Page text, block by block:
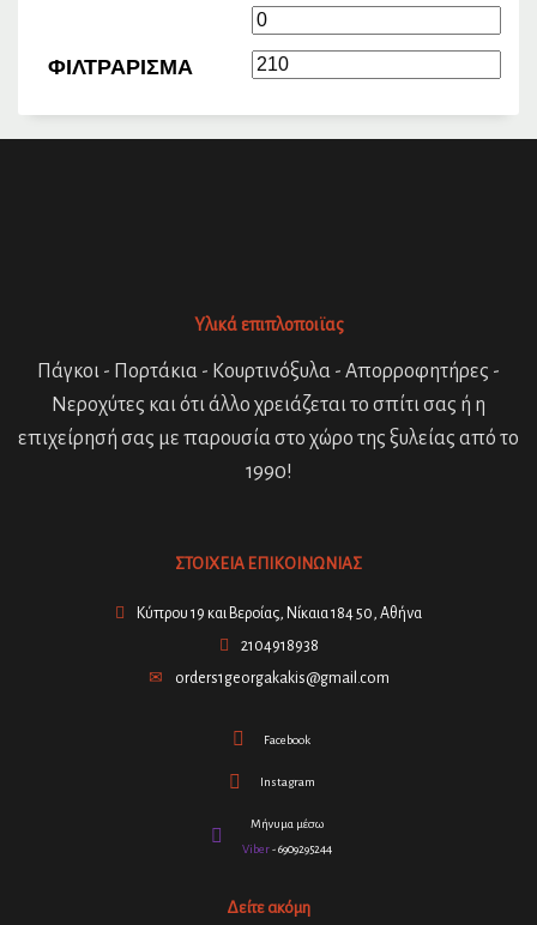
Ελάχιστη
τιμή
ΦΙΛΤΡΆΡΙΣΜΑ
Υλικά επιπλοποιϊας
Πάγκοι - Πορτάκια - Κουρτινόξυλα - Απορροφητήρες -
Νεροχύτες και ότι άλλο χρειάζεται το σπίτι σας ή η
επιχείρησή σας με παρουσία στο χώρο της ξυλείας από το
1990!
ΣΤΟΙΧΕΙΑ ΕΠΙΚΟΙΝΩΝΙΑΣ
Κύπρου 19 και Βεροίας, Νίκαια 184 50, Αθήνα
2104918938
orders1georgakakis@gmail.com
Facebook
Instagram
Μήνυμα μέσω
Viber- 6909295244
Δείτε ακόμη